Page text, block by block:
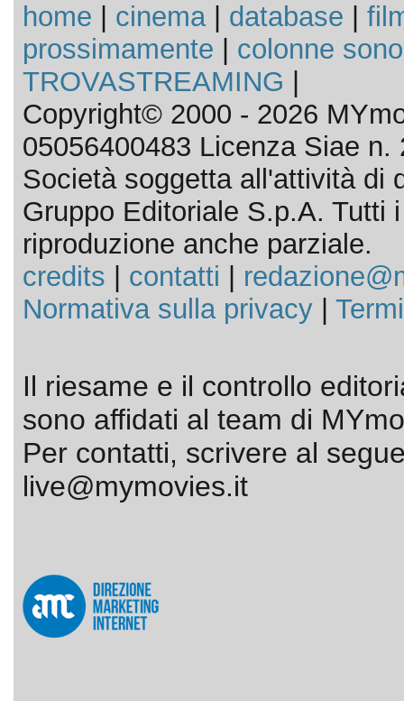
home cinema| database
prossimamente
colonne
TROVASTREAMING
Copyright© 2000 - 2026
05056400483 Licenza Siae n.
Società soggetta all'attività di
Gruppo Editoriale S.p.A. Tutti
riproduzione anche parziale.
credits
contatti
Normativa sulla privacy|
Il riesame e il controllo
sono affidati al team di
Per contatti, scrivere al
live@mymovies.it